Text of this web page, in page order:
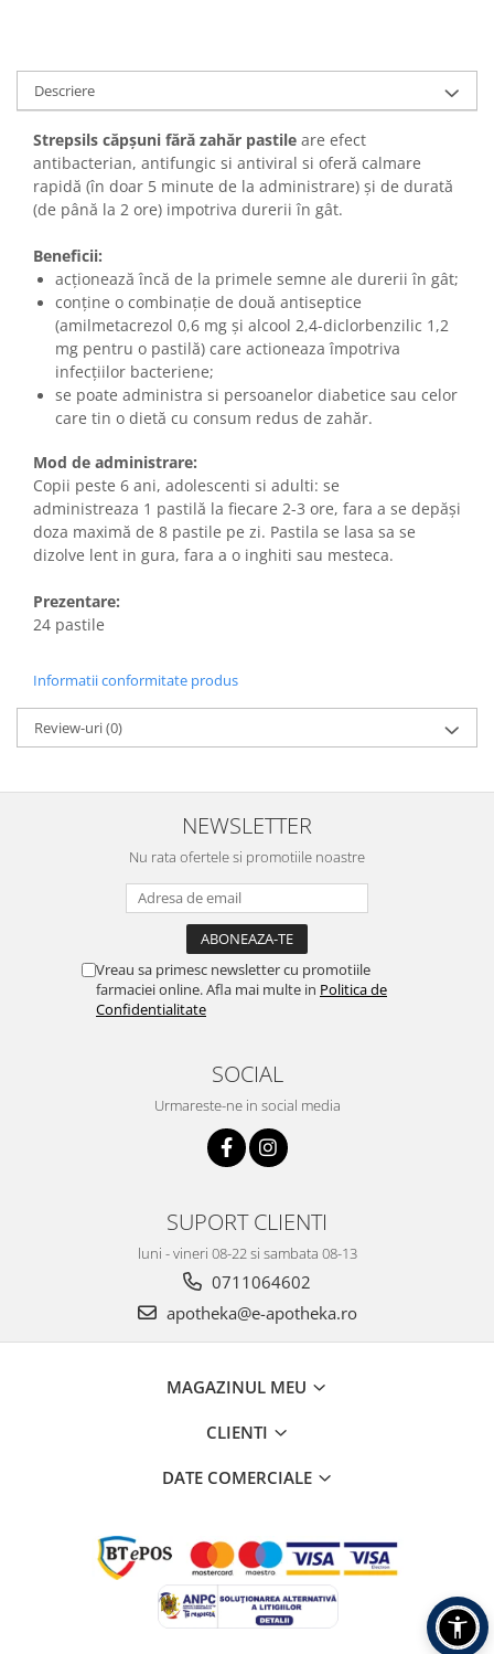
Descriere
Strepsils căpșuni fără zahăr pastile are efect
antibacterian, antifungic si antiviral si oferă calmare
rapidă (în doar 5 minute de la administrare) și de durată
(de până la 2 ore) impotriva durerii în gât.
Beneficii:
acționează încă de la primele semne ale durerii în gât;
conține o combinație de două antiseptice
(amilmetacrezol 0,6 mg și alcool 2,4-diclorbenzilic 1,2
mg pentru o pastilă) care actioneaza împotriva
infecțiilor bacteriene;
​​​​​se poate administra si persoanelor diabetice sau celor
care tin o dietă cu consum redus de zahăr.
Mod de administrare:
Copii peste 6 ani, adolescenti si adulti: se
administreaza 1 pastilă la fiecare 2-3 ore, fara a se depăși
doza maximă de 8 pastile pe zi. Pastila se lasa sa se
dizolve lent in gura, fara a o inghiti sau mesteca.
Prezentare:
24 pastile
Informatii conformitate produs
Review-uri(0)
NEWSLETTER
Nu rata ofertele si promotiile noastre
Vreau sa primesc newsletter cu promotiile
farmaciei online. Afla mai multe in Politica de
Confidentialitate
SOCIAL
Urmareste-ne in social media
SUPORT CLIENTI
luni - vineri 08-22 si sambata 08-13
0711064602
apotheka@e-apotheka.ro
MAGAZINUL MEU
CLIENTI
DATE COMERCIALE